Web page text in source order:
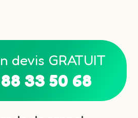
devis GRATUIT
33 50 68